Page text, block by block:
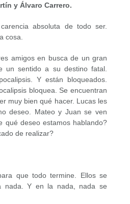
y Álvaro Carrero.
absoluta de todo ser.
cosa.
amigos en busca de un gran
un sentido a su destino fatal.
Y están bloqueados.
bloquea. Se encuentran
muy bien qué hacer. Lucas les
deseo. Mateo y Juan se ven
qué deseo estamos hablando?
de realizar?
que todo termine. Ellos se
nada. Y en la nada, nada se